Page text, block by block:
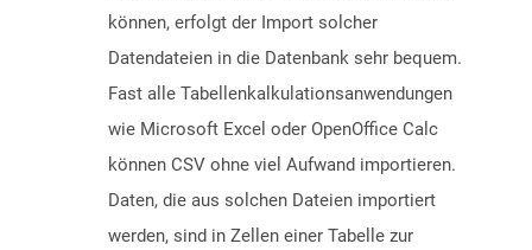
können, erfolgt der Import solcher
Datendateien in die Datenbank sehr bequem.
Fast alle Tabellenkalkulationsanwendungen
wie Microsoft Excel oder OpenOffice Calc
können CSV ohne viel Aufwand importieren.
Daten, die aus solchen Dateien importiert
werden, sind in Zellen einer Tabelle zur